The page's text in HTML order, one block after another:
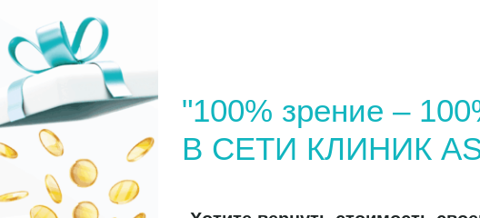
"100% зрение –
В СЕТИ КЛИНИК